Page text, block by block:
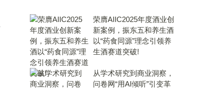
荣膺AIIC2025年度酒业创
新案例，振东五和养生酒
以“药食同源”理念引领养
生酒赛道突破!
从学术研究到商业洞察，
问卷网“用AI倾听”引变革